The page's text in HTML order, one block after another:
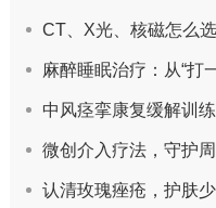
CT、X光、核磁怎么
麻醉睡眠治疗：从“打
中风痉挛康复缓解训练
微创介入疗法，守护
认清玫瑰痤疮，护肤